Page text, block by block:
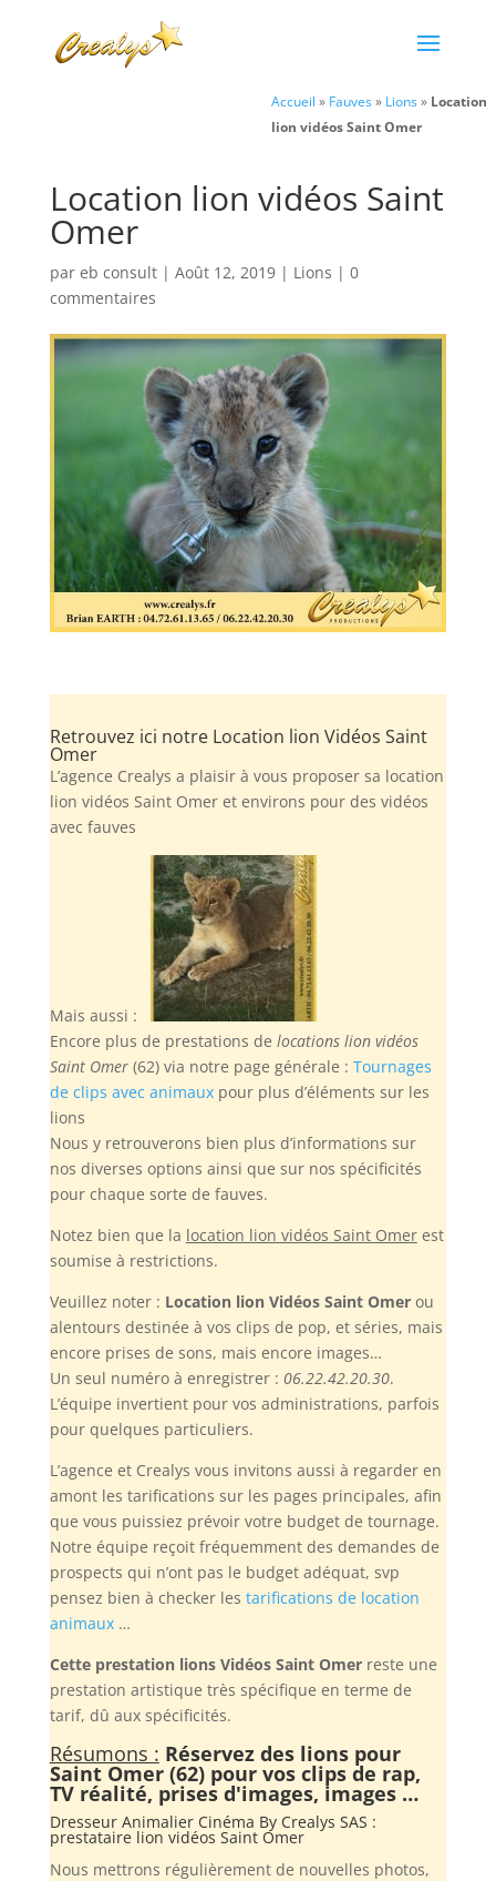
Accueil » Fauves» Lions» Location
lion vidéos Saint Omer
Location lion vidéos Saint
Omer
par eb consult| Août 12, 2019| Lions | 0
commentaires
Retrouvez ici notre Location lion Vidéos Saint
Omer
L’agence Crealys a plaisir à vous proposer sa location
lion vidéos Saint Omer et environs pour des vidéos
avec fauves
Mais aussi :
Encore plus de prestations de locations lion vidéos
Saint Omer(62) via notre page générale : Tournages
de clips avec animauxpour plus d’éléments sur les
lions
Nous y retrouverons bien plus d’informations sur
nos diverses options ainsi que sur nos spécificités
pour chaque sorte de fauves.
Notez bien que la location lion vidéos Saint Omerest
soumise à restrictions.
Veuillez noter : Location lion Vidéos Saint Omerou
alentours destinée à vos clips de pop, et séries, mais
encore prises de sons, mais encore images…
Un seul numéro à enregistrer : 06.22.42.20.30.
L’équipe invertient pour vos administrations, parfois
pour quelques particuliers.
L’agence et Crealys vous invitons aussi à regarder en
amont les tarifications sur les pages principales, afin
que vous puissiez prévoir votre budget de tournage.
Notre équipe reçoit fréquemment des demandes de
prospects qui n’ont pas le budget adéquat, svp
pensez bien à checker les tarifications de location
animaux…
Cette prestation lions Vidéos Saint Omerreste une
prestation artistique très spécifique en terme de
tarif, dû aux spécificités.
Résumons : Réservez des lions pour
Saint Omer (62) pour vos clips de rap,
TV réalité, prises d'images, images …
Dresseur Animalier Cinéma By Crealys SAS :
prestataire lion vidéos Saint Omer
Nous mettrons régulièrement de nouvelles photos,